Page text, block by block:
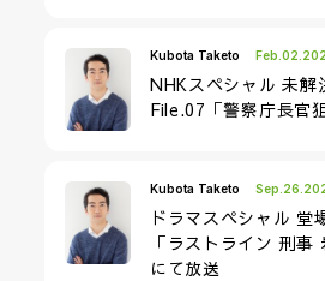
Kubota Taketo
NHKスペシャル 未
File.07「警察庁長官
Kubota Taketo
ドラマスペシャル 堂
「ラストライン 刑事
にて放送